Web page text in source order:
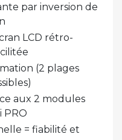
par inversion de
LCD rétro-
(2 plages
aux 2 modules
PRO
= fiabilité et